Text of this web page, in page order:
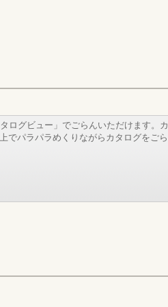
ログビュー」でごらんいただけます。カ
でパラパラめくりながらカタログをごら